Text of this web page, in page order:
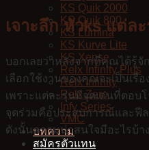
KS Quik 2000
KS Quik 800
KS Lumina
KS Kurve Lite
KS Xense
Relx Infinity Plus
Relx Infinity
Relx Zero
Infy Series
VMC
บทความ
สมัครตัวแทน
เจาะลึก หัวks แต่ล
บอกเลยว่าหลังจากที่คุณได้รู้จั
เลือกใช้งานของคุณจะเป็นเรื่
เพราะแต่ละรุ่นมีจุดเด่นที่ตอบ
จุดร่วมคือประสบการณ์และฟี
ดังนั้นความน่าสนใจมีอะไรบ้า